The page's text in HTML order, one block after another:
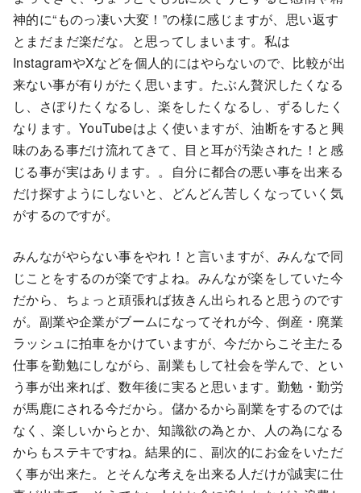
神的に“ものっ凄い大変！”の様に感じますが、思い返す
とまだまだ楽だな。と思ってしまいます。私は
InstagramやXなどを個人的にはやらないので、比較が出
来ない事が有りがたく思います。たぶん贅沢したくなる
し、さぼりたくなるし、楽をしたくなるし、ずるしたく
なります。YouTubeはよく使いますが、油断をすると興
味のある事だけ流れてきて、目と耳が汚染された！と感
じる事が実はあります。。自分に都合の悪い事を出来る
だけ探すようにしないと、どんどん苦しくなっていく気
がするのですが。
みんながやらない事をやれ！と言いますが、みんなで同
じことをするのが楽ですよね。みんなが楽をしていた今
だから、ちょっと頑張れば抜きん出られると思うのです
が。副業や企業がブームになってそれが今、倒産・廃業
ラッシュに拍車をかけていますが、今だからこそ主たる
仕事を勤勉にしながら、副業もして社会を学んで、とい
う事が出来れば、数年後に実ると思います。勤勉・勤労
が馬鹿にされる今だから。儲かるから副業をするのでは
なく、楽しいからとか、知識欲の為とか、人の為になる
からもステキですね。結果的に、副次的にお金をいただ
く事が出来た。とそんな考えを出来る人だけが誠実に仕